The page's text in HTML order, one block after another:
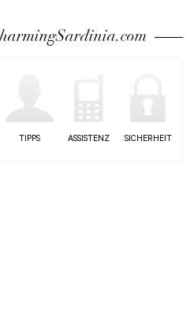
TIPPS ASSISTENZ SICHERHEIT